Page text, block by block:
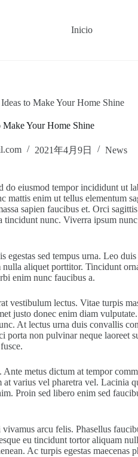
Inicio
to Make Your Home Shine
Your Home Shine
2021年4月9日 News
do eiusmod tempor incididunt
enim ut tellus elementum
sapien faucibus et. Orci
nunc. Viverra ipsum
sed tempus urna. Leo
aliquet porttitor. Tincidunt
enim nunc faucibus a.
vestibulum lectus. Vitae turpis
justo donec enim diam
At lectus urna duis convallis
porta non pulvinar neque
metus dictum at tempor
varius vel pharetra vel.
Proin sed libero enim sed
arcu felis. Phasellus
eu tincidunt tortor aliquam
Ac turpis egestas maecenas